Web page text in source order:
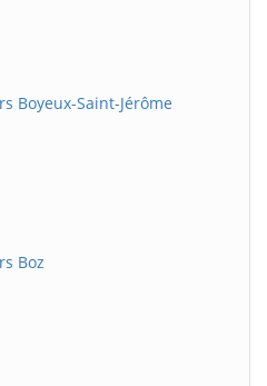
Boyeux-Saint-Jérôme
Boz